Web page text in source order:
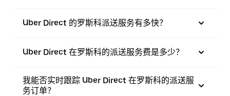
Uber Direct 的罗斯科派送服务有多快？
Uber Direct 在罗斯科的派送服务费是多少？
我能否实时跟踪 Uber Direct 在罗斯科的派送服
务订单？